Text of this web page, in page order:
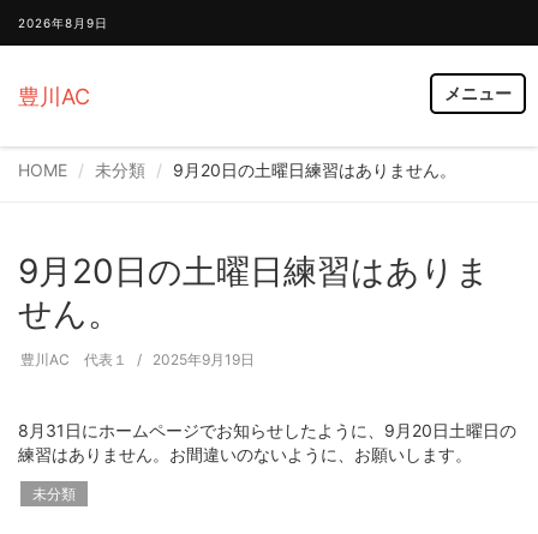
2026年8月9日
豊川AC メニュー
HOME 未分類 9月20日の土曜日練習はありません。
9月20日の土曜日練習はありま
せん。
豊川AC 代表１ 2025年9月19日
8月31日にホームページでお知らせしたように、9月20日土曜日の
練習はありません。お間違いのないように、お願いします。
未分類